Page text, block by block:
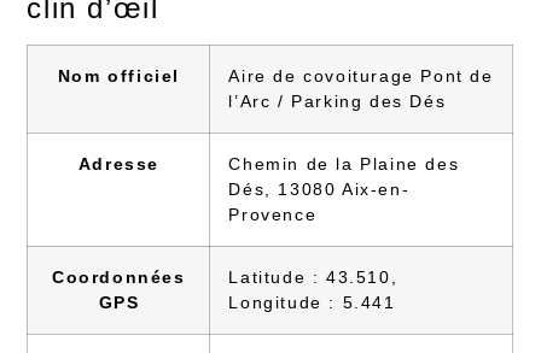
clin d’œil
Nom officiel
Aire de covoiturage Pont de
l’Arc / Parking des Dés
Adresse
Chemin de la Plaine des
Dés, 13080 Aix-en-
Provence
Coordonnées
GPS
Latitude : 43.510,
Longitude : 5.441